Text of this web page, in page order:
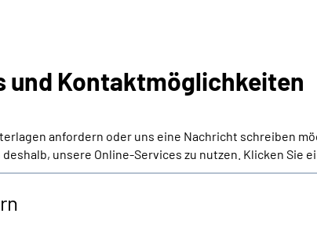
und Kontaktmöglichkeiten
anfordern oder uns eine Nachricht schreiben
unsere Online-Services zu nutzen. Klicken Sie